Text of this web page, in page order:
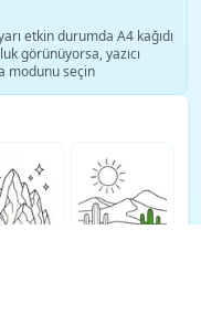
etkin durumda A4 kağıdı
görünüyorsa, yazıcı
modunu seçin